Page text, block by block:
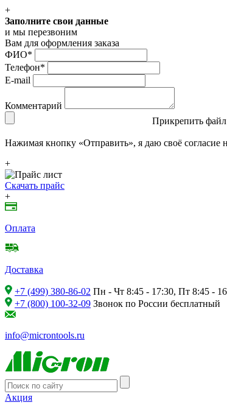
+
Заполните свои данные
и мы перезвоним
Вам для оформления заказа
ФИО*
Телефон*
E-mail
Комментарий
Прикрепить файл
Нажимая кнопку «Отправить», я даю своё согласие
+
Скачать прайс
+
Оплата
Доставка
+7 (499) 380-86-02 Пн - Чт 8:45 - 17:30, Пт 8:45 -
+7 (800) 100-32-09 Звонок по России бесплатный
info@microntools.ru
Акция